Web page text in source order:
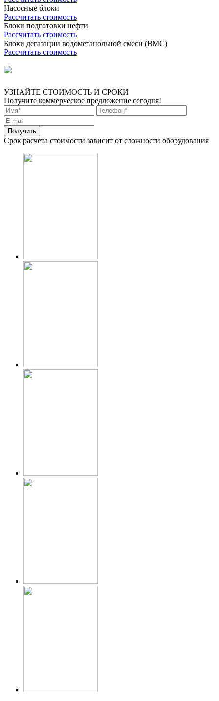
Насосные блоки
Рассчитать стоимость
Блоки подготовки нефти
Рассчитать стоимость
Блоки дегазации водометанольной смеси (BMC)
Рассчитать стоимость
УЗНАЙТЕ СТОИМОСТЬ И СРОКИ
Получите коммерческое предложение сегодня!
Срок расчета стоимости зависит от сложности оборудования